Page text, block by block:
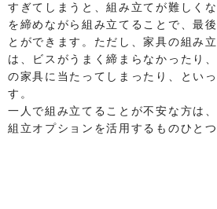
すぎてしまうと、組み立てが難しく
を締めながら組み立てることで、最
とができます。ただし、家具の組み
は、ビスがうまく締まらなかったり
の家具に当たってしまったり、とい
す。
一人で組み立てることが不安な方は
組立オプションを活用するものひとつ